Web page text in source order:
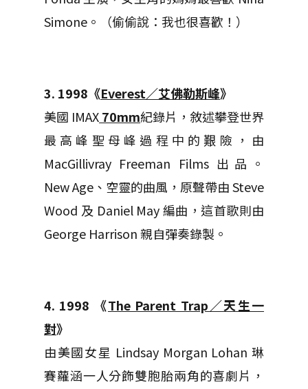
Simone。（偷偷說：我也很喜歡！）
3. 1998《Everest／艾佛勒斯峰》
美國 IMAX70mm紀錄片，敘述攀登世界
最高峰聖母峰過程中的艱險，由
MacGillivray Freeman Films 出品。
New Age、空靈的曲風，原聲帶由 Steve
Wood 及 Daniel May 編曲，這首歌則由
George Harrison 親自彈奏錄製。
4. 1998 《The Parent Trap／天生一
對》
由美國女星 Lindsay Morgan Lohan 琳
賽蘿涵一人分飾雙胞胎兩角的喜劇片，